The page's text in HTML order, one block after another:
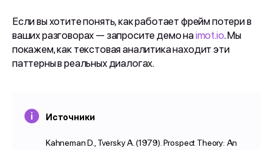
Если вы хотите понять, как работает фрейм потери в
ваших разговорах — запросите демо наimot.io. Мы
покажем, как текстовая аналитика находит эти
паттерны в реальных диалогах.
Источники
Kahneman D., Tversky A. (1979). Prospect Theory: An